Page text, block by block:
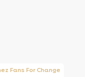
Fans For Change